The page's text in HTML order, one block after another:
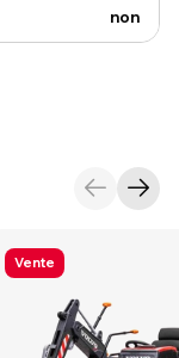
non
Vente